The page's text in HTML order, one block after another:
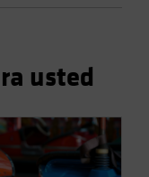
usted